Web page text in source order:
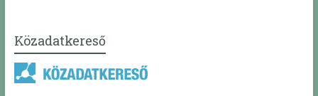
Közadatkereső